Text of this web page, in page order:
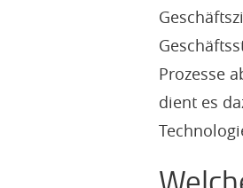
Prozesse
dient es